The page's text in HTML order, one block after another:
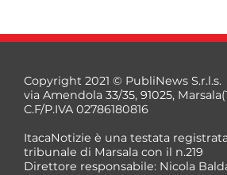
Copyright 2021 © PubliNews S.r.l.s.
via Amendola 33/35, 91025,
C.F/P.IVA 02786180816
ItacaNotizie è una testata
tribunale di Marsala con il n.219
Direttore responsabile: Nicola